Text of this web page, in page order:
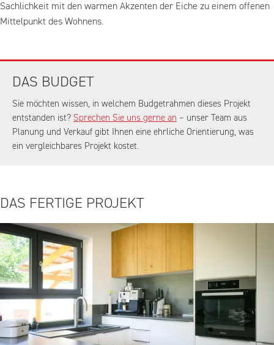
Sachlichkeit mit den warmen Akzenten der Eiche zu einem offenen
Mittelpunkt des Wohnens.
DAS BUDGET
Sie möchten wissen, in welchem Budgetrahmen dieses Projekt
entstanden ist? Sprechen Sie uns gerne an – unser Team aus
Planung und Verkauf gibt Ihnen eine ehrliche Orientierung, was
ein vergleichbares Projekt kostet.
DAS FERTIGE PROJEKT